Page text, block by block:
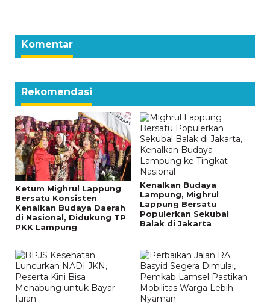
Komentar
Rekomendasi
Ketum Mighrul Lappung
Bersatu Konsisten
Kenalkan Budaya Daerah
di Nasional, Didukung TP
PKK Lampung
Kenalkan Budaya
Lampung, Mighrul
Lappung Bersatu
Populerkan Sekubal
Balak di Jakarta